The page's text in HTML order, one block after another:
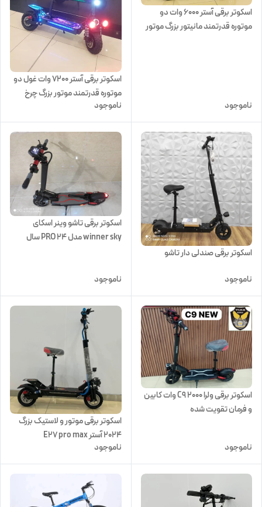
اسکوتر برقی آستر ۶۰۰۰ وات دو
موتوره قدرتمند مانیتور بزرگ موتور
ناموجود
اسکوتر برقی آستر 7200 وات غول دو
موتوره قدرتمند موتور بزرگ چرخ
بزرگ
ناموجود
اسکوتر برقی صندلی دار تاشو
ناموجود
اسکوتر برقی تاشو وینر اسکای
winner sky مدل PRO 24 سال
ناموجود
اسکوتر برقی ولرا C9 ۲۰۰۰ وات کابین
و فرمان تقویت شده
ناموجود
اسکوتر برقی موتور و لاستیک بزرگ
2024 آستر E27 pro max
ناموجود